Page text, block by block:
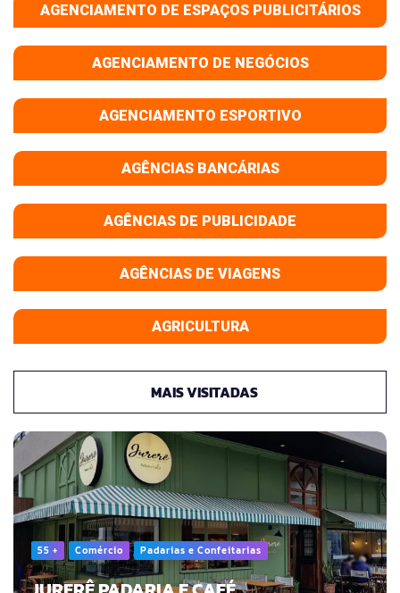
AGENCIAMENTO DE ESPAÇOS PUBLICITÁRIOS
AGENCIAMENTO DE NEGÓCIOS
AGENCIAMENTO ESPORTIVO
AGÊNCIAS BANCÁRIAS
AGÊNCIAS DE PUBLICIDADE
AGÊNCIAS DE VIAGENS
AGRICULTURA
MAIS VISITADAS
55 + Comércio Padarias e Confeitarias